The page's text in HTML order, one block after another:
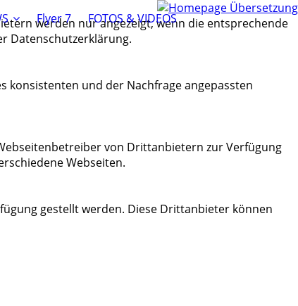
Flyer 7 FOTOS & VIDEOS
werden nur angezeigt, wenn die entsprechende
Datenschutzerklärung.
konsistenten und der Nachfrage angepassten
von Drittanbietern zur Verfügung
Webseiten.
gestellt werden. Diese Drittanbieter können